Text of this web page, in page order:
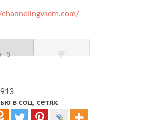
5
в соц. сетях